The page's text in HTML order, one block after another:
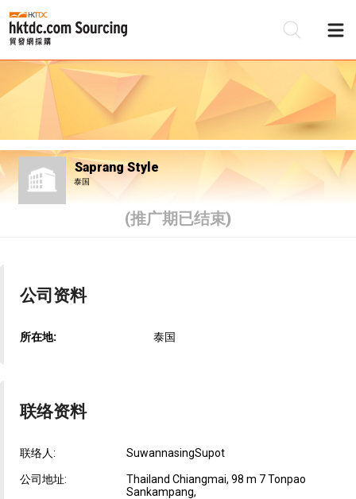
Saprang Style
泰国
(推广期已结束)
公司资料
所在地: 泰国
联络资料
联络人: SuwannasingSupot
公司地址:
Thailand Chiangmai, 98 m 7 Tonpao
Sankampang,